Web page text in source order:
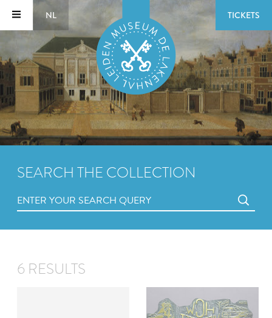
NL TICKETS
SEARCH THE COLLECTION
6 RESULTS